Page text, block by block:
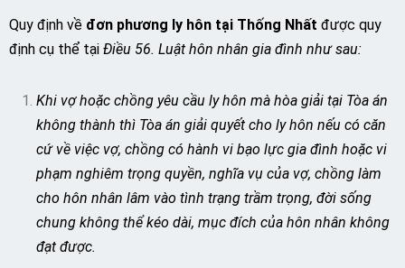
Quy định về đơn phương ly hôn tại Thống Nhất được quy
định cụ thể tại Điều 56. Luật hôn nhân gia đình như sau:
Khi vợ hoặc chồng yêu cầu ly hôn mà hòa giải tại Tòa án
không thành thì Tòa án giải quyết cho ly hôn nếu có căn
cứ về việc vợ, chồng có hành vi bạo lực gia đình hoặc vi
phạm nghiêm trọng quyền, nghĩa vụ của vợ, chồng làm
cho hôn nhân lâm vào tình trạng trầm trọng, đời sống
chung không thể kéo dài, mục đích của hôn nhân không
đạt được.